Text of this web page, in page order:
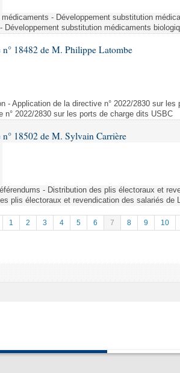
- Développement substitution
Développement substitution médicaments
n° 18482 de M. Philippe Latombe
- Application de la directive n° 2022/2830 sur
n° 2022/2830 sur les ports de charge dits USBC
n° 18502 de M. Sylvain Carrière
- Distribution des plis électoraux et
plis électoraux et revendication des salariés de
1 2 3 4 5 6 7 8 9 10